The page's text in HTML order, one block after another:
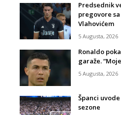
Predsednik
pregovore
Vlahovićem
5 Augusta, 2026
Ronaldo
garaže.
5 Augusta, 2026
Španci
sezone